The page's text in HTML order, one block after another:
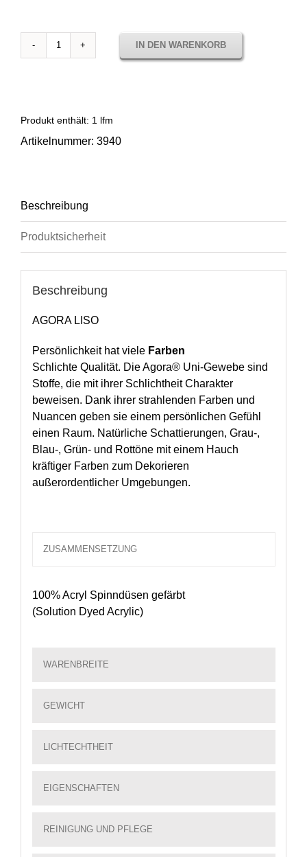
3940
IN DEN WARENKORB
Produkt enthält: 1 lfm
Artikelnummer: 3940
Beschreibung
Produktsicherheit
Beschreibung
AGORA LISO
Persönlichkeit hat viele Farben
Schlichte Qualität. Die Agora® Uni-Gewebe sind
Stoffe, die mit ihrer Schlichtheit Charakter
beweisen. Dank ihrer strahlenden Farben und
Nuancen geben sie einem persönlichen Gefühl
einen Raum. Natürliche Schattierungen, Grau-,
Blau-, Grün- und Rottöne mit einem Hauch
kräftiger Farben zum Dekorieren
außerordentlicher Umgebungen.
ZUSAMMENSETZUNG
100% Acryl Spinndüsen gefärbt
(Solution Dyed Acrylic)
WARENBREITE
GEWICHT
LICHTECHTHEIT
EIGENSCHAFTEN
REINIGUNG UND PFLEGE